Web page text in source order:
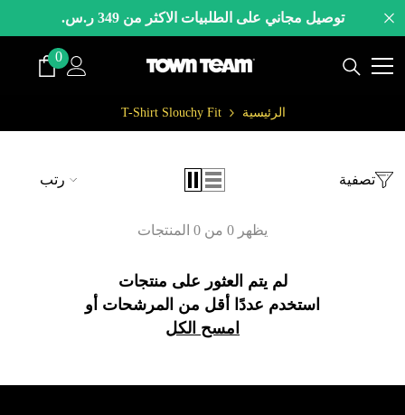
الانتقال إلى المحتوىتوصيل مجاني على الطلبيات الاكثر من 349 ر.س.
0
0
صنف
الرئيسية T-Shirt Slouchy Fit
تصفية رتب
يظهر 0 من 0 المنتجات
لم يتم العثور على منتجات
استخدم عددًا أقل من المرشحات أو
امسح الكل